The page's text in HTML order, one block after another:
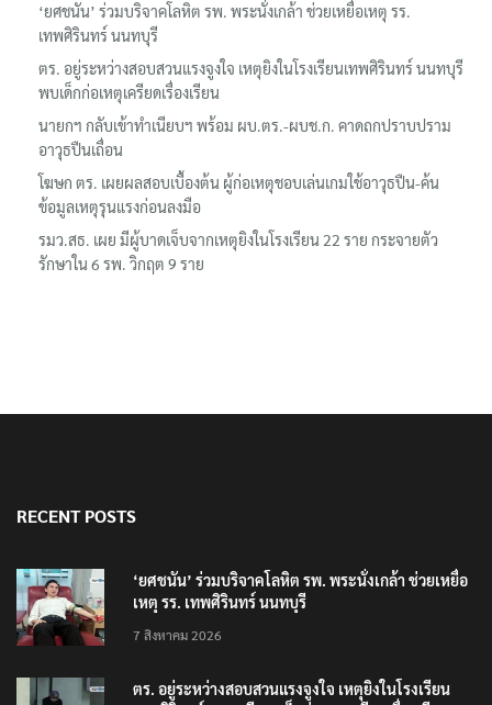
‘ยศชนัน’ ร่วมบริจาคโลหิต รพ. พระนั่งเกล้า ช่วยเหยื่อเหตุ รร.
เทพศิรินทร์ นนทบุรี
ตร. อยู่ระหว่างสอบสวนแรงจูงใจ เหตุยิงในโรงเรียนเทพศิรินทร์ นนทบุรี
พบเด็กก่อเหตุเครียดเรื่องเรียน
นายกฯ กลับเข้าทำเนียบฯ พร้อม ผบ.ตร.-ผบช.ก. คาดถกปราบปราม
อาวุธปืนเถื่อน
โฆษก ตร. เผยผลสอบเบื้องต้น ผู้ก่อเหตุชอบเล่นเกมใช้อาวุธปืน-ค้น
ข้อมูลเหตุรุนแรงก่อนลงมือ
รมว.สธ. เผย มีผู้บาดเจ็บจากเหตุยิงในโรงเรียน 22 ราย กระจายตัว
รักษาใน 6 รพ. วิกฤต 9 ราย
RECENT POSTS
‘ยศชนัน’ ร่วมบริจาคโลหิต รพ. พระนั่งเกล้า ช่วยเหยื่อ
เหตุ รร. เทพศิรินทร์ นนทบุรี
7 สิงหาคม 2026
ตร. อยู่ระหว่างสอบสวนแรงจูงใจ เหตุยิงในโรงเรียน